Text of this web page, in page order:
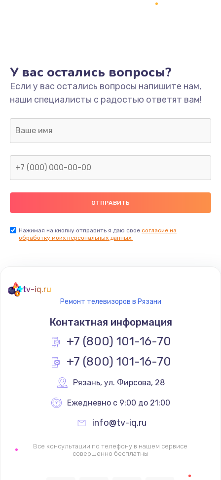
Не включается
1400 руб.
Заказать
Нет звука
800 руб.
Не видит флешку
400 руб.
Заказать
900 руб.
Заказать
900 руб.
Заказать
Не работает
1400 руб.
У вас остались вопросы?
Если у вас остались вопросы напишите нам,
наши специалисты с радостью ответят вам!
Нажимая на кнопку отправить я даю свое согласие на
обработку моих персональных данных.
tv-iq.ru
Ремонт телевизоров в Рязани
Контактная информация
+7 (800) 101-16-70
+7 (800) 101-16-70
Рязань, ул. Фирсова, 28
Ежедневно с 9:00 до 21:00
info@tv-iq.ru
Все консультации по телефону в нашем сервисе
совершенно бесплатны